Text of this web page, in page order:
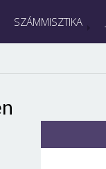
SZÁMMISZTIKA